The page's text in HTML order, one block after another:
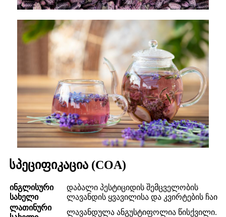
სპეციფიკაცია (COA)
ინგლისური
სახელი
დაბალი პესტიციდის შემცველობის
ლავანდის ყვავილისა და კვირტების ჩაი
ლათინური
ლავანდულა ანგუსტიფოლია წისქვილი.